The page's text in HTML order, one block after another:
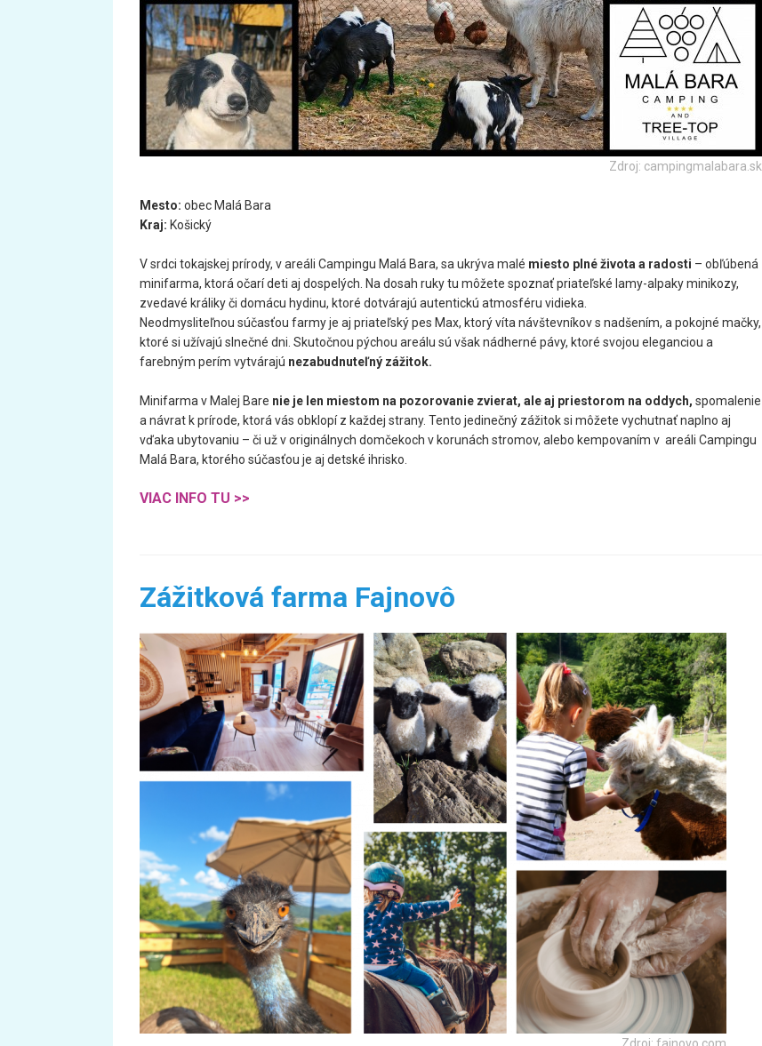
Zdroj: campingmalabara.sk
Mesto: obec Malá Bara
Kraj: Košický
V srdci tokajskej prírody, v areáli Campingu Malá Bara, sa ukrýva malé miesto plné života a radosti – obľúbená
minifarma, ktorá očarí deti aj dospelých. Na dosah ruky tu môžete spoznať priateľské lamy-alpaky minikozy,
zvedavé králiky či domácu hydinu, ktoré dotvárajú autentickú atmosféru vidieka.
Neodmysliteľnou súčasťou farmy je aj priateľský pes Max, ktorý víta návštevníkov s nadšením, a pokojné mačky,
ktoré si užívajú slnečné dni. Skutočnou pýchou areálu sú však nádherné pávy, ktoré svojou eleganciou a
farebným perím vytvárajú nezabudnuteľný zážitok.
Minifarma v Malej Bare nie je len miestom na pozorovanie zvierat, ale aj priestorom na oddych, spomalenie
a návrat k prírode, ktorá vás obklopí z každej strany. Tento jedinečný zážitok si môžete vychutnať naplno aj
vďaka ubytovaniu – či už v originálnych domčekoch v korunách stromov, alebo kempovaním v areáli Campingu
Malá Bara, ktorého súčasťou je aj detské ihrisko.
VIAC INFO TU >>
Zážitková farma Fajnovô